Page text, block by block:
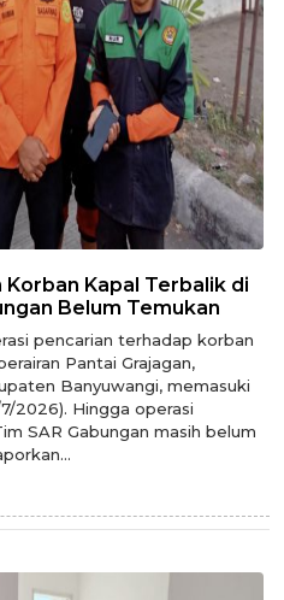
Kapal Terbalik di
Belum Temukan
pencarian terhadap korban
Pantai Grajagan,
Banyuwangi, memasuki
2026). Hingga operasi
SAR Gabungan masih belum